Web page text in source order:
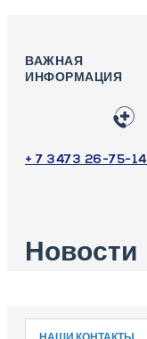
ВАЖНАЯ
ИНФОРМАЦИЯ
+ 7 3473 26-75-14
Новости